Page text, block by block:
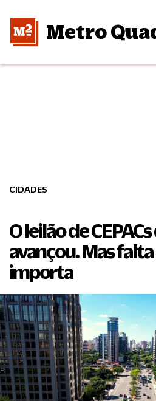
Metro
CIDADES
O leilão de
avançou. Mas
importa